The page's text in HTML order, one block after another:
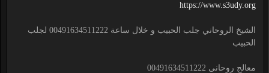
https://www.s3udy.org
الشيخ الروحاني جلب الحبيب و خلال ساعة 00491634511222 لجلب
الحبيب
معالج روحانى 00491634511222